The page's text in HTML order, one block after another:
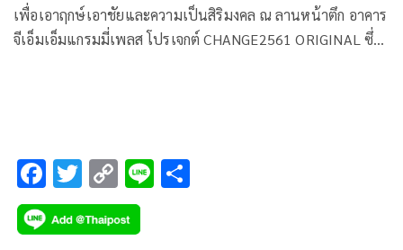
เพื่อเอาฤกษ์เอาชัยและความเป็นสิริมงคล ณ ลานหน้าตึก อาคาร
จีเอ็มเอ็มแกรมมี่เพลส โปรเจกต์ CHANGE2561 ORIGINAL ซึ่ง
F
ac
e
T
wi
tt
C
o
p
Li